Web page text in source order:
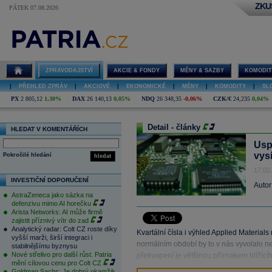
PÁTEK 07.08.2026
ZPRAVODAJSTVÍ AKCIE & FONDY MĚNY & SAZBY
PŘEHLED ZPRÁV AKCIOVÉ EKONOMICKÉ MĚNY KOMODITY
PX 2 805,12 1,30% DAX 26 140,13 0,05% NDQ 26 348,35 -0,06% CZK/€ 24,235 0,04%
HLEDAT V KOMENTÁŘÍCH
hledat
Pokročilé hledání
INVESTIČNÍ DOPORUČENÍ
AstraZeneca jako sázka na
defenzivu mimo AI horečku
Arista Networks: AI může firmě
zajistit příznivý vítr do zad
Analytický radar: Colt CZ roste díky
vyšší marži, širší integraci i
stabilnějšímu byznysu
Nové střelivo pro další růst. Patria
mění cílovou cenu pro Colt CZ
Detail - články
Kvartální čísla i výhled Applied
normálním období by to v nás vyvolalo
překvapení je většinou příznakem